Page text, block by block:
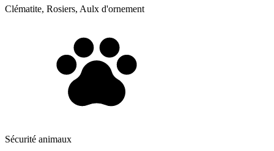
Clématite, Rosiers, Aulx d'ornement
Sécurité animaux